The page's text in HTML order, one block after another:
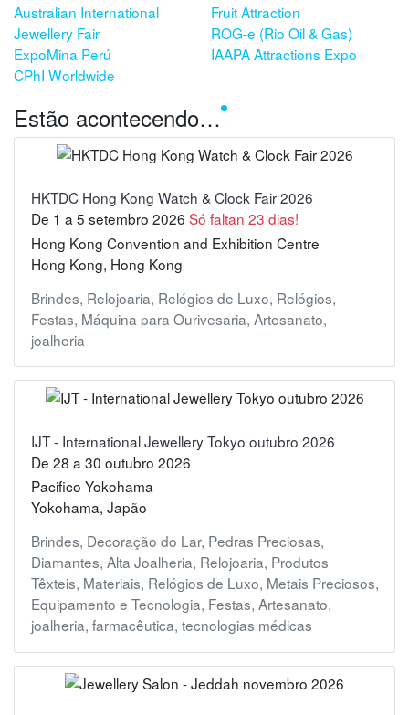
Australian International
Jewellery Fair
ExpoMina Perú
CPhI Worldwide
Fruit Attraction
ROG-e (Rio Oil & Gas)
IAAPA Attractions Expo
Estão acontecendo…
HKTDC Hong Kong Watch & Clock Fair 2026
De 1 a 5 setembro 2026 Só faltan 23 dias!
Hong Kong Convention and Exhibition Centre
Hong Kong, Hong Kong
Brindes, Relojoaria, Relógios de Luxo, Relógios,
Festas, Máquina para Ourivesaria, Artesanato,
joalheria
IJT - International Jewellery Tokyo outubro 2026
De 28 a 30 outubro 2026
Pacifico Yokohama
Yokohama, Japão
Brindes, Decoração do Lar, Pedras Preciosas,
Diamantes, Alta Joalheria, Relojoaria, Produtos
Têxteis, Materiais, Relógios de Luxo, Metais Preciosos,
Equipamento e Tecnologia, Festas, Artesanato,
joalheria, farmacêutica, tecnologias médicas